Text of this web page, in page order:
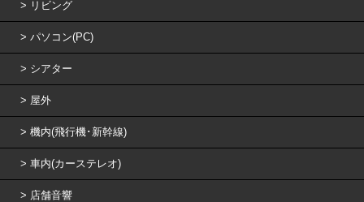
リビング
パソコン(PC)
シアター
屋外
機内(飛行機･新幹線)
車内(カーステレオ)
店舗音響